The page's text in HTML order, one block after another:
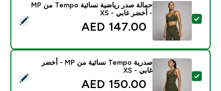
تحديد هذا المنتج - حمالة صدر رياضية نسائية Tempo من MP - أخضر غابي - XS
حمالة صدر رياضية نسائية Tempo من MP
- أخضر غابي - XS
147.00 AED‎
تحديد هذا المنتج - صدرية Tempo نسائية من MP - أخضر غابي - XS
صدرية Tempo نسائية من MP - أخضر
غابي - XS
150.00 AED‎